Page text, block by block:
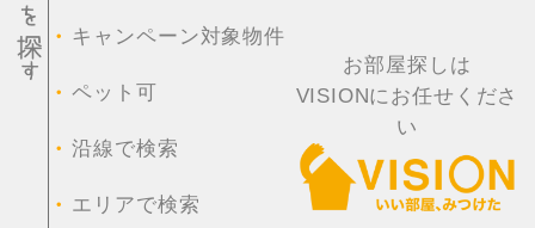
・ キャンペーン対象物件
・ペット可
・沿線で検索
・ エリアで検索
お部屋探しは
VISIONにお任せくださ
い